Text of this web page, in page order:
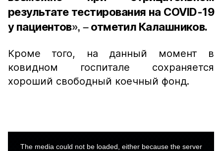
результате тестирования на COVID-19
у пациентов», –отметил Калашников.
Кроме того, на данный момент в
ковидном госпитале сохраняется
хороший свободный коечный фонд.
The media could not be loaded, either because the server